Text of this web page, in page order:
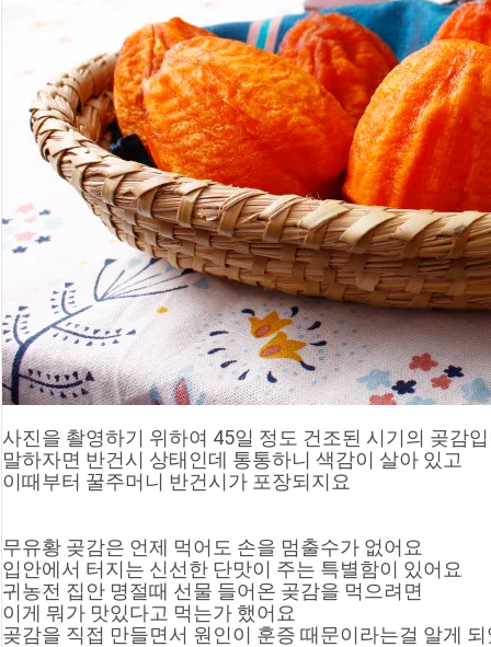
사진을 촬영하기 위하여 45일 정도 건조된 시기의 곶감
말하자면 반건시 상태인데 통통하니 색감이 살아 있고
이때부터 꿀주머니 반건시가 포장되지요
무유황 곶감은 언제 먹어도 손을 멈출수가 없어요
입안에서 터지는 신선한 단맛이 주는 특별함이 있어요
귀농전 집안 명절때 선물 들어온 곶감을 먹으려면
이게 뭐가 맛있다고 먹는가 했어요
곶감을 직접 만들면서 원인이 훈증 때문이라는걸 알게